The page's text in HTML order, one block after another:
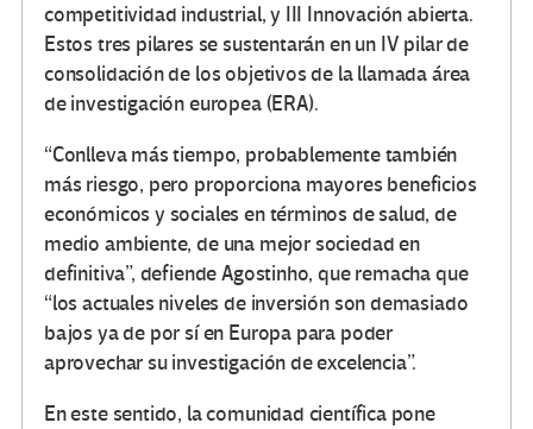
competitividad industrial, y III Innovación abierta.
Estos tres pilares se sustentarán en un IV pilar de
consolidación de los objetivos de la llamada área
de investigación europea (ERA).
“Conlleva más tiempo, probablemente también
más riesgo, pero proporciona mayores beneficios
económicos y sociales en términos de salud, de
medio ambiente, de una mejor sociedad en
definitiva”, defiende Agostinho, que remacha que
“los actuales niveles de inversión son demasiado
bajos ya de por sí en Europa para poder
aprovechar su investigación de excelencia”.
En este sentido, la comunidad científica pone